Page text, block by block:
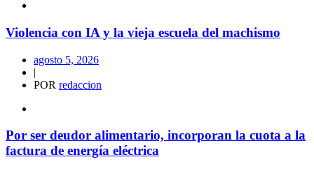
Violencia con IA y la vieja escuela del machismo
agosto 5, 2026
|
POR redaccion
Por ser deudor alimentario, incorporan la cuota a la
factura de energía eléctrica